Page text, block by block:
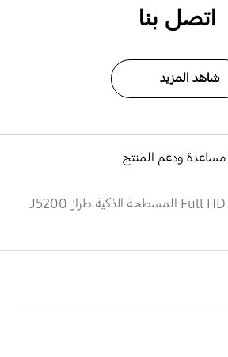
اتصل بنا
شاهد المزيد
مساعدة ودعم المنتج
الفئة 5 من تلفزيونات Full HD المسطحة الذكية طراز J5200